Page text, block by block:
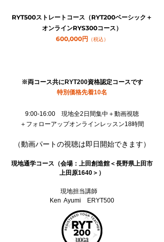
RYT500ストレートコース（RYT200ベーシック＋
オンラインRYS300コース）
600,000円 （税込）
※両コース共にRYT200資格認定コースです
特別価格先着10名
9:00-16:00 現地全2日間集中＋動画視聴
＋フォローアップオンラインレッスン18時間
（動画パートの視聴は即日開始できます）
現地通学コース（会場：上田創造館＜長野県上田市
上田原1640＞）
現地担当講師
Ken Ayumi
ERYT500